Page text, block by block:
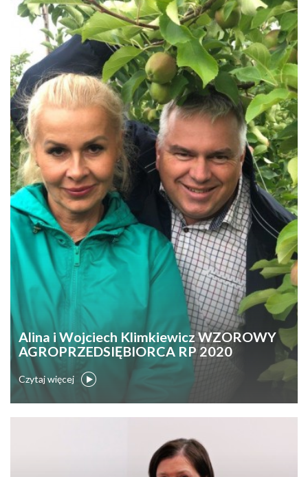
Alina i Wojciech Klimkiewicz WZOROWY
AGROPRZEDSIĘBIORCA RP 2020
Czytaj więcej